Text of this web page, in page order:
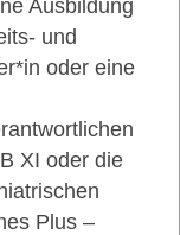
Ausbildung
und
oder eine
XI oder die
Plus –